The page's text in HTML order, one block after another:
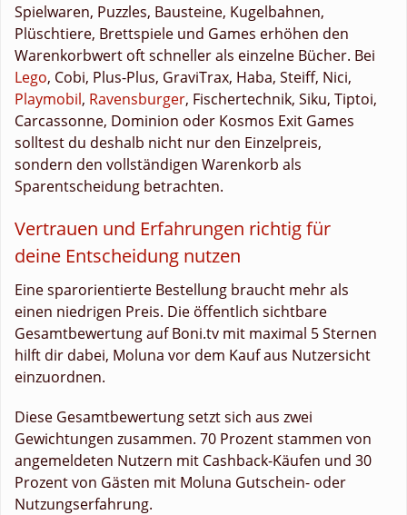
Spielwaren, Puzzles, Bausteine, Kugelbahnen,
Plüschtiere, Brettspiele und Games erhöhen den
Warenkorbwert oft schneller als einzelne Bücher. Bei
Lego, Cobi, Plus-Plus, GraviTrax, Haba, Steiff, Nici,
Playmobil, Ravensburger, Fischertechnik, Siku, Tiptoi,
Carcassonne, Dominion oder Kosmos Exit Games
solltest du deshalb nicht nur den Einzelpreis,
sondern den vollständigen Warenkorb als
Sparentscheidung betrachten.
Vertrauen und Erfahrungen richtig für
deine Entscheidung nutzen
Eine sparorientierte Bestellung braucht mehr als
einen niedrigen Preis. Die öffentlich sichtbare
Gesamtbewertung auf Boni.tv mit maximal 5 Sternen
hilft dir dabei, Moluna vor dem Kauf aus Nutzersicht
einzuordnen.
Diese Gesamtbewertung setzt sich aus zwei
Gewichtungen zusammen. 70 Prozent stammen von
angemeldeten Nutzern mit Cashback-Käufen und 30
Prozent von Gästen mit Moluna Gutschein- oder
Nutzungserfahrung.